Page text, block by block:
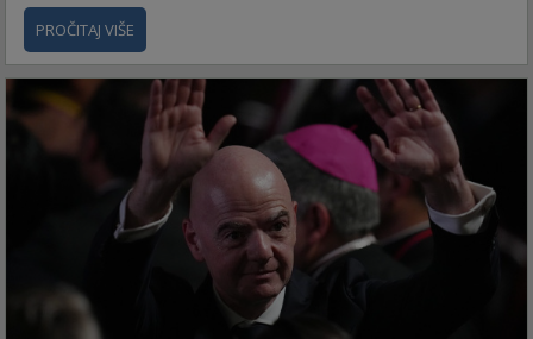
PROČITAJ VIŠE